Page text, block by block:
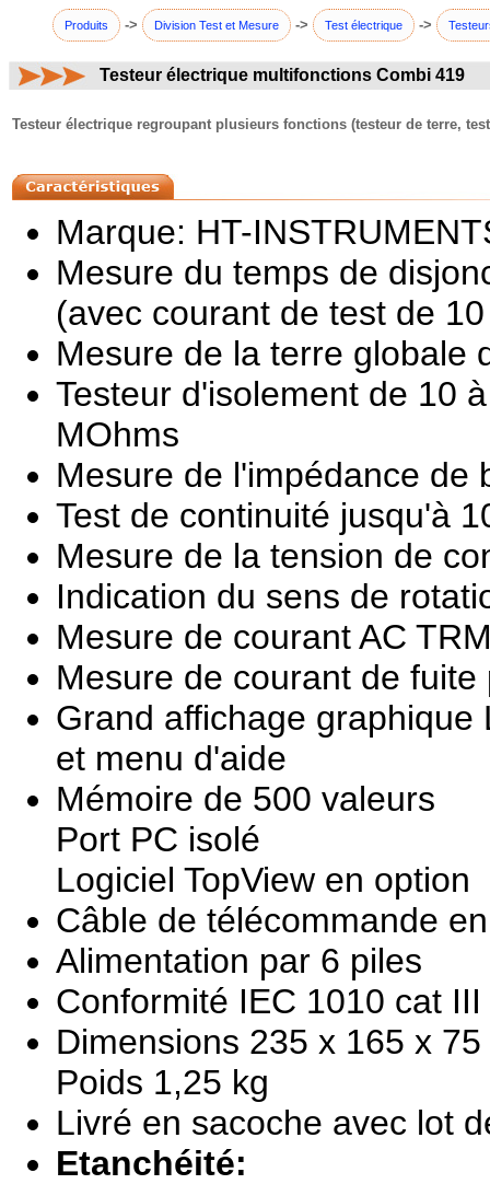
Produits -> Division Test et Mesure -> Test électrique ->
Testeur électrique multifonctions Combi 419
Testeur électrique regroupant plusieurs fonctions (testeur de terre,
Marque: HT-
Mesure du temps de
(avec courant de test de
Mesure de la terre globale
Testeur d'isolement de 10
MOhms
Mesure de l'impédance de
Test de continuité jusqu'à
Mesure de la tension de
Indication du sens de
Mesure de courant AC
Mesure de courant de
Grand affichage
et menu d'aide
Mémoire de 500 valeurs
Port PC isolé
Logiciel TopView en option
Câble de télécommande
Alimentation par 6 piles
Conformité IEC 1010 cat
Dimensions 235 x 165 x
Poids 1,25 kg
Livré en sacoche avec lot
Etanchéité: